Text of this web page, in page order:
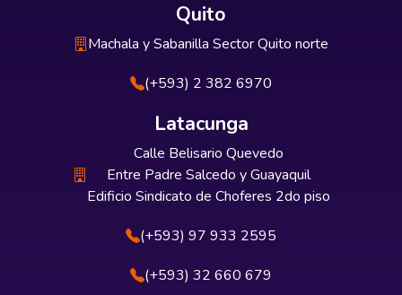
Quito
Machala y Sabanilla Sector Quito norte
(+593) 2 382 6970
Latacunga
Calle Belisario Quevedo
Entre Padre Salcedo y Guayaquil
Edificio Sindicato de Choferes 2do piso
(+593) 97 933 2595
(+593) 32 660 679